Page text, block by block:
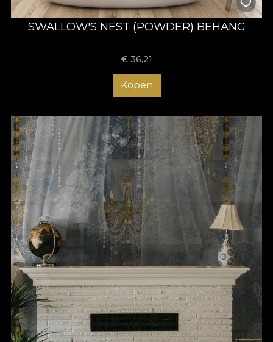
SWALLOW'S NEST (POWDER) BEHANG
€ 36,21
Kopen